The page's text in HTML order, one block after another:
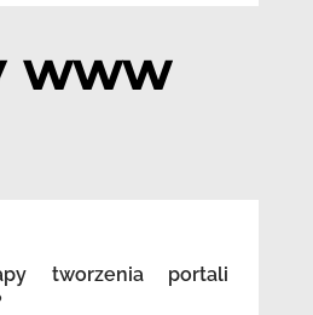
www
tworzenia portali